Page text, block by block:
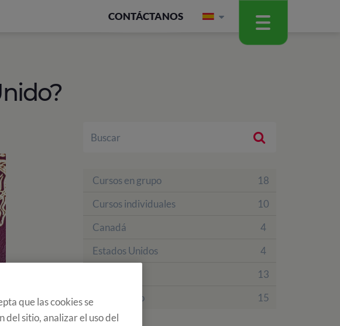
CONTÁCTANOS
Cursos en grupo
18
Cursos individuales
10
Canadá
4
Estados Unidos
4
13
Reino Unido
15
que las cookies se
del sitio, analizar el uso del